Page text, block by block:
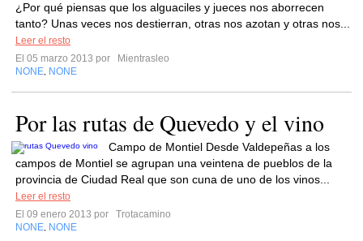
¿Por qué piensas que los alguaciles y jueces nos aborrecen
tanto? Unas veces nos destierran, otras nos azotan y otras nos...
Leer el resto
El 05 marzo 2013 por
Mientrasleo
NONE NONE
Por las rutas de Quevedo y el vino
Campo de Montiel Desde Valdepeñas a los
campos de Montiel se agrupan una veintena de pueblos de la
provincia de Ciudad Real que son cuna de uno de los vinos...
Leer el resto
El 09 enero 2013 por
Trotacamino
NONE NONE